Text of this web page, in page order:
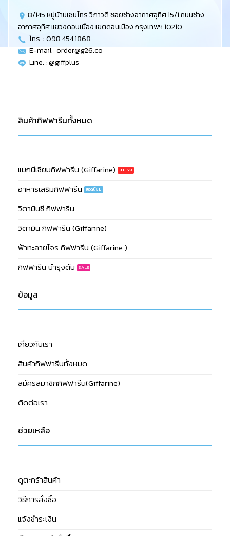
8/145 หมู่บ้านเซนโทร วิภาวดี ซอยช่างอากาศอุทิศ 15/1 ถนนช่าง
อากาศอุทิศ แขวงดอนเมือง เขตดอนเมือง กรุงเทพฯ 10210
โทร. : 098 454 1868
E-mail :order@g26.co
Line. : @giffplus
สินค้ากิฟฟารีนทั้งหมด
แมกนีเซียมกิฟฟารีน (Giffarine)
อาหารเสริมกิฟฟารีน
วิตามินซี กิฟฟารีน
วิตามิน กิฟฟารีน (Giffarine)
ฟ้าทะลายโจร กิฟฟารีน (Giffarine )
กิฟฟารีน บำรุงตับ
ข้อมูล
เกี่ยวกับเรา
สินค้ากิฟฟารีนทั้งหมด
สมัครสมาชิกกิฟฟารีน(Giffarine)
ติดต่อเรา
ช่วยเหลือ
ดูตะกร้าสินค้า
วิธีการสั่งซื้อ
แจ้งชำระเงิน